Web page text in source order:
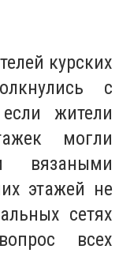
курских
с
жители
могли
вязаными
этажей не
сетях
всех